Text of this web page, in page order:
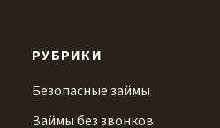
РУБРИКИ
Безопасные займы
Займы без звонков